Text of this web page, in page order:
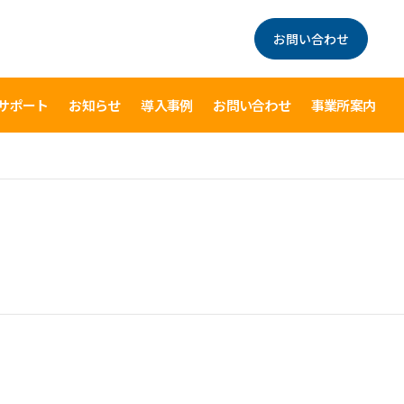
お問い合わせ
ポート お知らせ 導入事例 お問い合わせ 事業所案内